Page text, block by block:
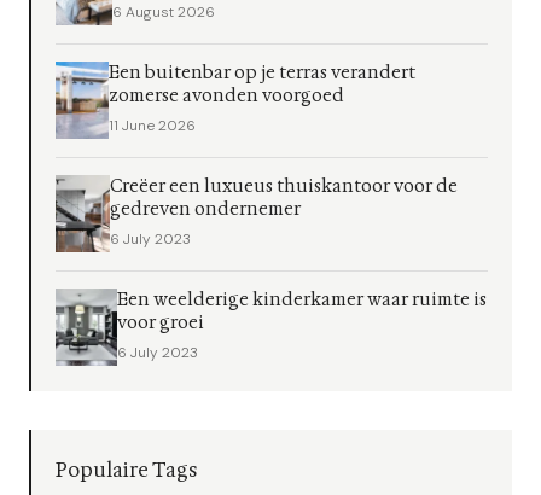
6 August 2026
Een buitenbar op je terras verandert
zomerse avonden voorgoed
11 June 2026
Creëer een luxueus thuiskantoor voor de
gedreven ondernemer
6 July 2023
Een weelderige kinderkamer waar ruimte is
voor groei
6 July 2023
Populaire Tags